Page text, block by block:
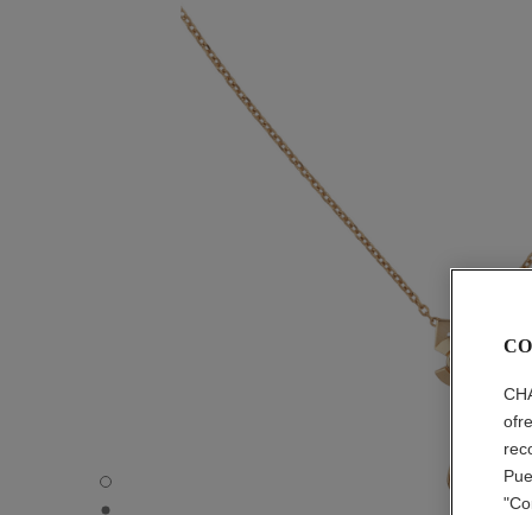
Collar Extrait de N°5 - Vista por defecto - ver la versión
Collar Extrait de N°5 - Transformable view